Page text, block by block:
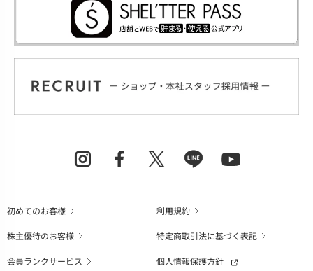
初めてのお客様
利用規約
株主優待のお客様
特定商取引法に基づく表記
会員ランクサービス
個人情報保護方針